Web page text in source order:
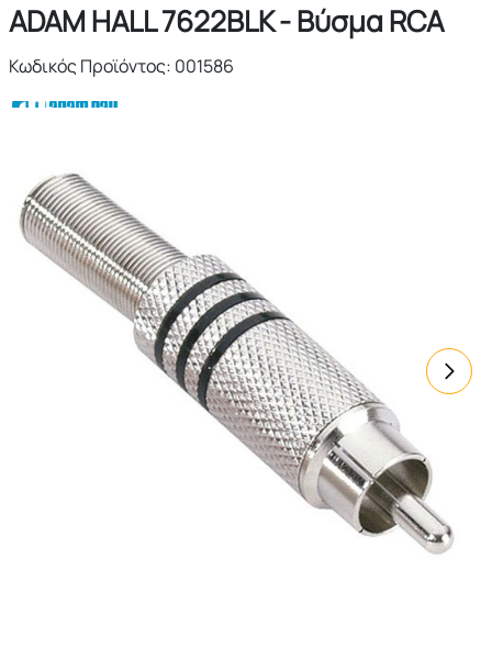
ADAM HALL 7622BLK - Βύσμα RCA
Κωδικός Προϊόντος: 001586